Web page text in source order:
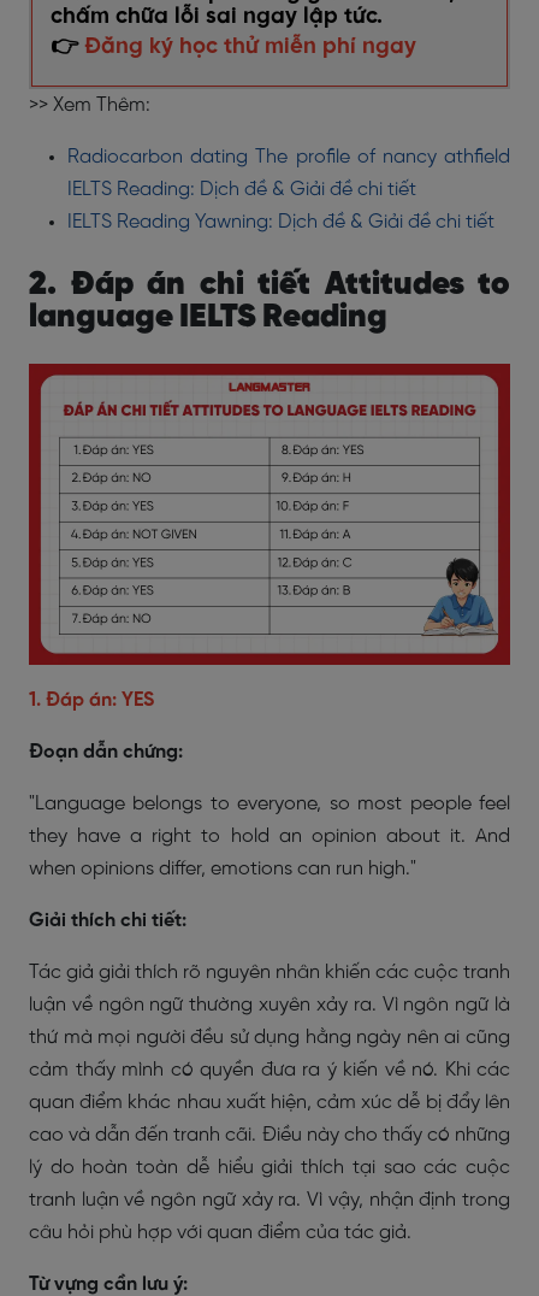
chấm chữa lỗi sai ngay lập tức.
👉 Đăng ký học thử miễn phí ngay
>> Xem Thêm:
Radiocarbon dating The profile of nancy athfield
IELTS Reading: Dịch đề & Giải đề chi tiết
IELTS Reading Yawning: Dịch đề & Giải đề chi tiết
2. Đáp án chi tiết Attitudes to
language IELTS Reading
1. Đáp án: YES
Đoạn dẫn chứng:
"Language belongs to everyone, so most people feel
they have a right to hold an opinion about it. And
when opinions differ, emotions can run high."
Giải thích chi tiết:
Tác giả giải thích rõ nguyên nhân khiến các cuộc tranh
luận về ngôn ngữ thường xuyên xảy ra. Vì ngôn ngữ là
thứ mà mọi người đều sử dụng hằng ngày nên ai cũng
cảm thấy mình có quyền đưa ra ý kiến về nó. Khi các
quan điểm khác nhau xuất hiện, cảm xúc dễ bị đẩy lên
cao và dẫn đến tranh cãi. Điều này cho thấy có những
lý do hoàn toàn dễ hiểu giải thích tại sao các cuộc
tranh luận về ngôn ngữ xảy ra. Vì vậy, nhận định trong
câu hỏi phù hợp với quan điểm của tác giả.
Từ vựng cần lưu ý: